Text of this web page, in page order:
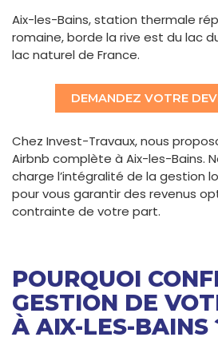
Aix-les-Bains, station thermale
romaine, borde la rive est du lac
lac naturel de France.
DEMANDEZ VOTRE
Chez Invest-Travaux, nous
Airbnb complète à Aix-les-Bains.
charge l’intégralité de la gestion
pour vous garantir des revenus
contrainte de votre part.
POURQUOI
GESTION DE
À AIX-LES-BAINS